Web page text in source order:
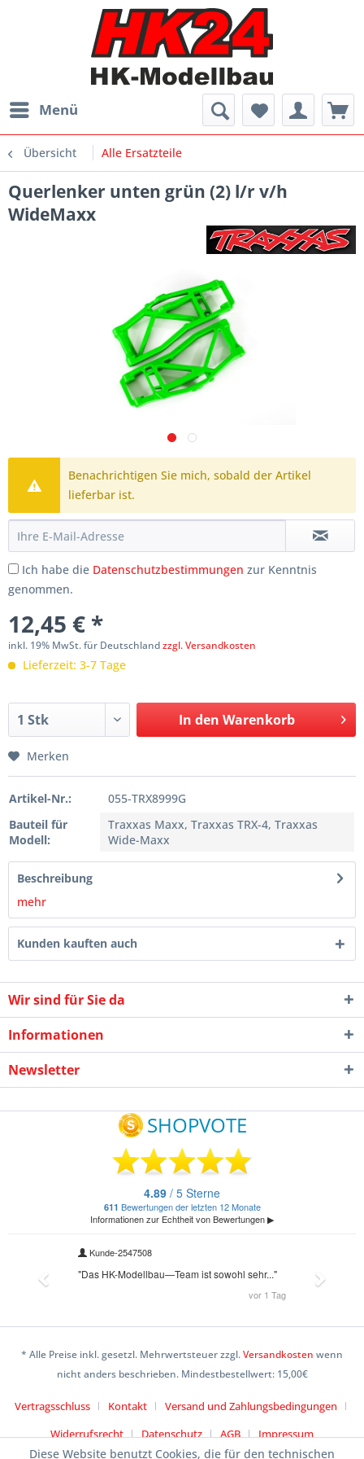
Menü
Übersicht Alle Ersatzteile
Querlenker unten grün (2) l/r v/h
WideMaxx
Benachrichtigen Sie mich, sobald der Artikel
lieferbar ist.
Ich habe die Datenschutzbestimmungen zur Kenntnis
genommen.
12,45 € *
inkl. 19% MwSt. für Deutschlandzzgl. Versandkosten
Lieferzeit: 3-7 Tage
In den Warenkorb
Merken
Artikel-Nr.:
055-TRX8999G
Bauteil für
Modell:
Traxxas Maxx, Traxxas TRX-4, Traxxas
Wide-Maxx
Beschreibung
mehr
Kunden kauften auch
Wir sind für Sie da
Informationen
Newsletter
* Alle Preise inkl. gesetzl. Mehrwertsteuer zzgl.Versandkosten wenn
nicht anders beschrieben. Mindestbestellwert: 15,00€
Vertragsschluss Kontakt
Versand und Zahlungsbedingungen
Widerrufsrecht
Datenschutz AGB Impressum
Diese Website benutzt Cookies, die für den technischen